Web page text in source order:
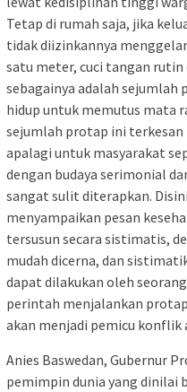
Tetap di rumah saja, jika
tidak diizinkannya
satu meter, cuci tangan rutin
sebagainya adalah
hidup untuk memutus mata
sejumlah protap ini
apalagi untuk masyarakat
dengan budaya serimonial
sangat sulit diterapkan.
menyampaikan pesan
tersusun secara sistimatis,
mudah dicerna, dan
dapat dilakukan oleh
perintah menjalankan
akan menjadi pemicu konflik
Anies Baswedan, Gubernur
pemimpin dunia yang dinilai